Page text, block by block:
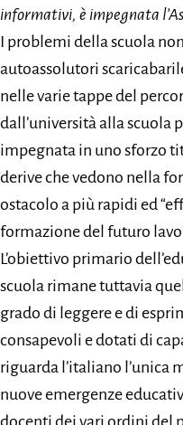
informativi, è impegnata
I problemi della scuola
autoassolutori
nelle varie tappe del
dall’università alla scuola
impegnata in uno sforzo
derive che vedono nella
ostacolo a più rapidi ed
formazione del futuro
L’obiettivo primario
scuola rimane tuttavia
grado di leggere e di
consapevoli e dotati di
riguarda l’italiano l’unica
nuove emergenze
docenti dei vari ordini del